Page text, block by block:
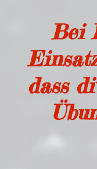
Bei
dass